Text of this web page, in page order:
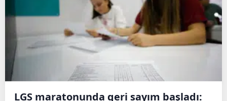
LGS maratonunda geri sayım başladı: